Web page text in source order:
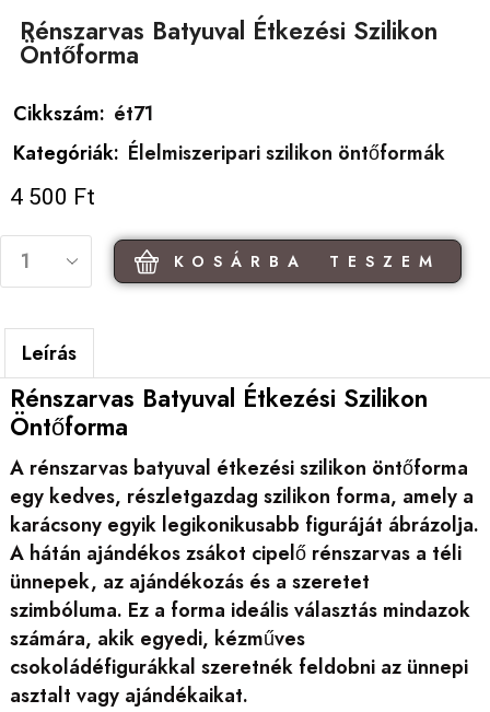
Rénszarvas Batyuval Étkezési Szilikon
Öntőforma
Cikkszám: ét71
Kategóriák: Élelmiszeripari szilikon öntőformák
4 500 Ft
KOSÁRBA TESZEM
Leírás
Rénszarvas Batyuval Étkezési Szilikon
Öntőforma
A rénszarvas batyuval étkezési szilikon öntőforma
egy kedves, részletgazdag szilikon forma, amely a
karácsony egyik legikonikusabb figuráját ábrázolja.
A hátán ajándékos zsákot cipelő rénszarvas a téli
ünnepek, az ajándékozás és a szeretet
szimbóluma. Ez a forma ideális választás mindazok
számára, akik egyedi, kézműves
csokoládéfigurákkal szeretnék feldobni az ünnepi
asztalt vagy ajándékaikat.